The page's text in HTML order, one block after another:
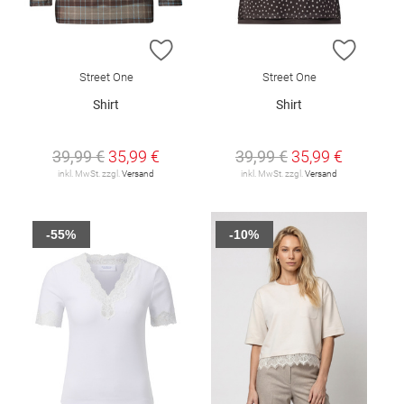
ZUR WUNSCHLISTE HINZUFÜGEN
Street One
Shirt
39,99 € 35,99 €
inkl. MwSt. zzgl. Versand
ZUR
Street One
Shirt
39,99 € 35,99 €
inkl. MwSt. zzgl. Versand
-55% -10%